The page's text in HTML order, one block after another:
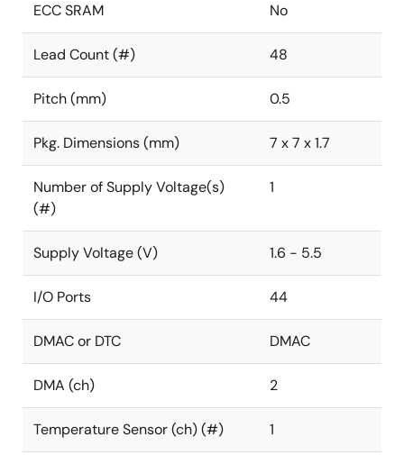
ECC SRAM No
Lead Count (#) 48
Pitch (mm) 0.5
Pkg. Dimensions (mm) 7 x 7 x 1.7
Number of Supply Voltage(s)
(#)
1
Supply Voltage (V) 1.6 - 5.5
I/O Ports 44
DMAC or DTC DMAC
DMA (ch) 2
Temperature Sensor (ch) (#) 1